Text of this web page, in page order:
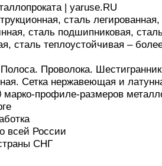
| yaruse.RU
сталь
сталь подшипниковая,
сталь теплоустойчивая –
Полоса. Проволока.
Сетка нержавеющая и
марко-профиле-размеров
всей России
СНГ